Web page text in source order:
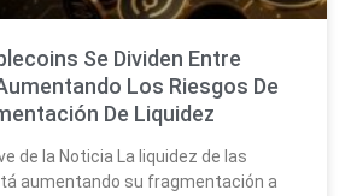
Se Dividen Entre
Los Riesgos De
De Liquidez
de la Noticia La liquidez de las
aumentando su fragmentación a